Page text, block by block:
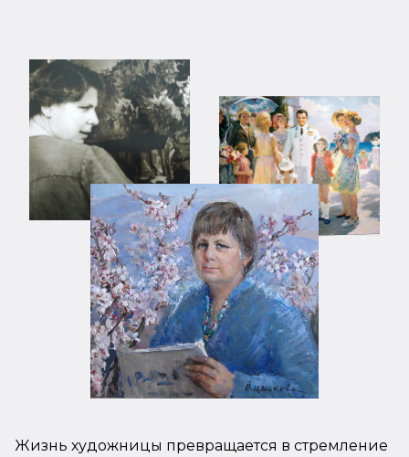
Жизнь художницы превращается в стремление